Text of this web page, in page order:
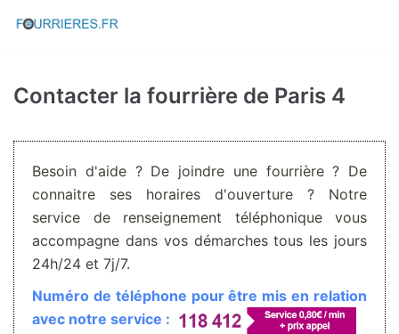
Aller
Contacter la fourrière de Paris 4
Besoin d'aide ? De joindre une fourrière ? De
connaitre ses horaires d'ouverture ? Notre
service de renseignement téléphonique vous
accompagne dans vos démarches tous les jours
24h/24 et 7j/7.
Numéro de téléphone pour être mis en relation
avec notre service :